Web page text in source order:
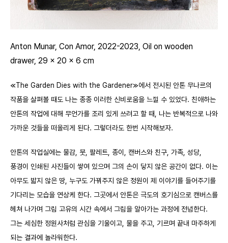
Anton Munar, Con Amor, 2022-2023, Oil on wooden
drawer, 29 x 20 x 6 cm
≪The Garden Dies with the Gardener≫에서 전시된 안톤 무나르의
작품을 살펴볼 때도 나는 종종 이러한 신비로움을 느낄 수 있었다. 친애하는
안톤의 작업에 대해 무언가를 조리 있게 쓰려고 할 때, 나는 반복적으로 나와
가까운 것들을 떠올리게 된다. 그렇더라도 한번 시작해보자.
안톤의 작업실에는 물감, 붓, 팔레트, 종이, 캔버스와 친구, 가족, 성당,
풍경이 인쇄된 사진들이 쌓여 있으며 그의 손이 닿지 않은 공간이 없다. 이는
아무도 밟지 않은 땅, 누구도 가꿔주지 않은 정원이 제 이야기를 들어주기를
기다리는 모습을 연상케 한다. 그곳에서 안톤은 극도의 호기심으로 캔버스를
헤쳐 나가며 그림 고유의 시간 속에서 그림을 알아가는 과정에 전념한다.
그는 세심한 정원사처럼 관심을 기울이고, 물을 주고, 기르며 끝내 마주하게
되는 결과에 놀라워한다.